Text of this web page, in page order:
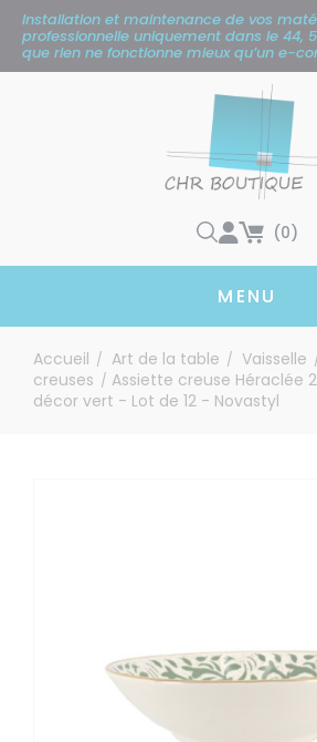
Installation et maintenance de vos
professionnelle uniquement dans le 44,
que rien ne fonctionne mieux qu’un e-
(0)
MENU
Accueil / Art de la table / Vaisselle
creuses / Assiette creuse Héraclée
décor vert - Lot de 12 - Novastyl
Panneau de gestion des cookies